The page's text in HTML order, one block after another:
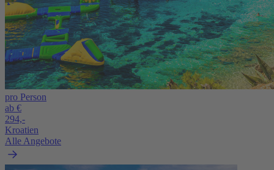
pro Person
ab €
294,-
Kroatien
Alle Angebote